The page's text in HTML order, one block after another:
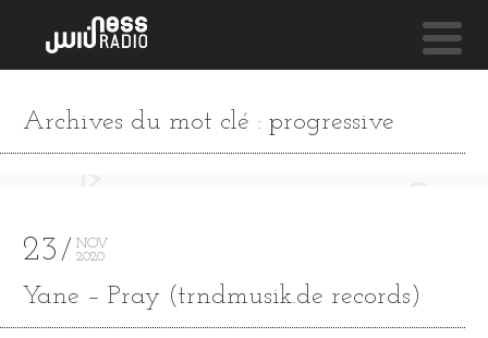
FWM
NESS LIVE !
Archives du mot clé : progressive
23
NOV
2020
Yane – Pray (trndmusik.de records)